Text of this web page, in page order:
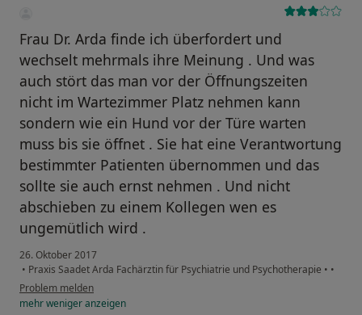
Frau Dr. Arda finde ich überfordert und
wechselt mehrmals ihre Meinung . Und was
auch stört das man vor der Öffnungszeiten
nicht im Wartezimmer Platz nehmen kann
sondern wie ein Hund vor der Türe warten
muss bis sie öffnet . Sie hat eine Verantwortung
bestimmter Patienten übernommen und das
sollte sie auch ernst nehmen . Und nicht
abschieben zu einem Kollegen wen es
ungemütlich wird .
26. Oktober 2017
• Praxis Saadet Arda Fachärztin für Psychiatrie und Psychotherapie • •
Problem melden
mehrwenigeranzeigen